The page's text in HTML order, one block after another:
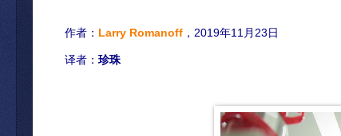
作者： Larry Romanoff ，2019年11月23日
译者： 珍珠